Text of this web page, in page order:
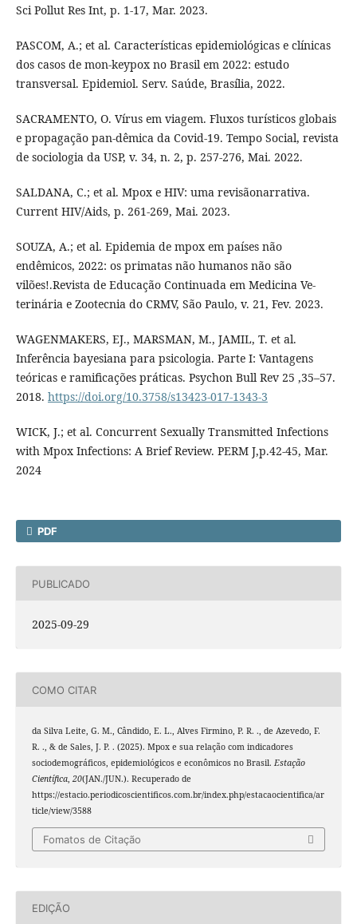
Sci Pollut Res Int, p. 1-17, Mar. 2023.
PASCOM, A.; et al. Características epidemiológicas e clínicas
dos casos de mon-keypox no Brasil em 2022: estudo
transversal. Epidemiol. Serv. Saúde, Brasília, 2022.
SACRAMENTO, O. Vírus em viagem. Fluxos turísticos globais
e propagação pan-dêmica da Covid-19. Tempo Social, revista
de sociologia da USP, v. 34, n. 2, p. 257-276, Mai. 2022.
SALDANA, C.; et al. Mpox e HIV: uma revisãonarrativa.
Current HIV/Aids, p. 261-269, Mai. 2023.
SOUZA, A.; et al. Epidemia de mpox em países não
endêmicos, 2022: os primatas não humanos não são
vilões!.Revista de Educação Continuada em Medicina Ve-
terinária e Zootecnia do CRMV, São Paulo, v. 21, Fev. 2023.
WAGENMAKERS, EJ., MARSMAN, M., JAMIL, T. et al.
Inferência bayesiana para psicologia. Parte I: Vantagens
teóricas e ramificações práticas. Psychon Bull Rev 25 ,35–57.
2018. https://doi.org/10.3758/s13423-017-1343-3
WICK, J.; et al. Concurrent Sexually Transmitted Infections
with Mpox Infections: A Brief Review. PERM J,p.42-45, Mar.
2024
PDF
PUBLICADO
2025-09-29
COMO CITAR
da Silva Leite, G. M., Cândido, E. L., Alves Firmino, P. R. ., de Azevedo, F.
R. ., & de Sales, J. P. . (2025). Mpox e sua relação com indicadores
sociodemográficos, epidemiológicos e econômicos no Brasil. Estação
Científica, 20(JAN./JUN.). Recuperado de
https://estacio.periodicoscientificos.com.br/index.php/estacaocientifica/ar
ticle/view/3588
Fomatos de Citação
EDIÇÃO